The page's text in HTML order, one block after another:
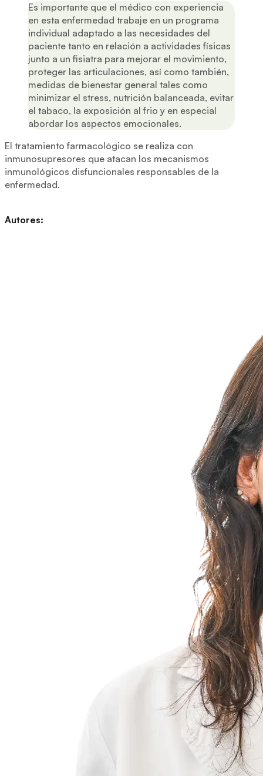
Es importante que el médico con experiencia
en esta enfermedad trabaje en un programa
individual adaptado a las necesidades del
paciente tanto en relación a actividades físicas
junto a un fisiatra para mejorar el movimiento,
proteger las articulaciones, así como también,
medidas de bienestar general tales como
minimizar el stress, nutrición balanceada, evitar
el tabaco, la exposición al frio y en especial
abordar los aspectos emocionales.
El tratamiento farmacológico se realiza con
inmunosupresores que atacan los mecanismos
inmunológicos disfuncionales responsables de la
enfermedad.
Autores: